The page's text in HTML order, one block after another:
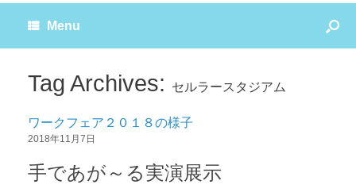
Menu
Tag Archives: セルラースタジアム
ワークフェア２０１８の様子
2018年11月7日
手であが～る実演展示